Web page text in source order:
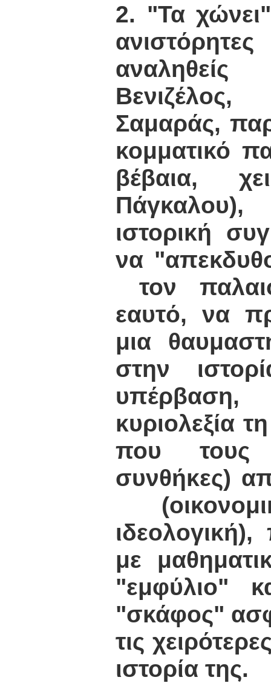
2. "Τα
Σαμαράς,
κομματικό
βέβαια,
ιστορική
να
τον
εαυτό, να
μια
στην
κυριολεξία
που τους
συνθήκες)
με
"εμφύλιο"
"σκάφος"
τις
ιστορία της.